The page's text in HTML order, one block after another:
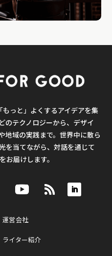
っと」よくするアイデアを集
のテクノロジーから、デザイ
地域の実践まで。世界中に散ら
を当てながら、対話を通じて
お届けします。
運営会社
ライター紹介